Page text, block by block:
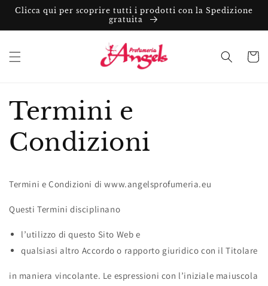
direttamente
Clicca qui per scoprire tutti i prodotti con la Spedizione
gratuita
Carrello
Termini e
Condizioni
Termini e Condizioni di www.angelsprofumeria.eu
Questi Termini disciplinano
l’utilizzo di questo Sito Web e
qualsiasi altro Accordo o rapporto giuridico con il Titolare
in maniera vincolante. Le espressioni con l’iniziale maiuscola